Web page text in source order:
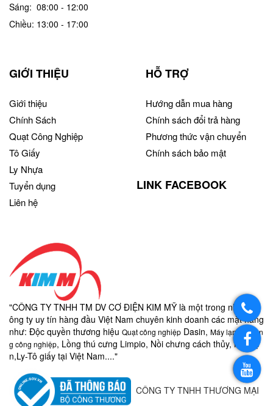
Sáng: 08:00 - 12:00
Chiều: 13:00 - 17:00
GIỚI THIỆU
Giới thiệu
Chính Sách
Quạt Công Nghiệp
Tô Giấy
Ly Nhựa
Tuyển dụng
Liên hệ
HỖ TRỢ
Hướng dẫn mua hàng
Chính sách đổi trả hàng
Phương thức vận chuyển
Chính sách bảo mật
LINK FACEBOOK
"CÔNG TY TNHH TM DV CƠ ĐIỆN KIM MỸ là một trong những c
ông ty uy tín hàng đầu Việt Nam chuyên kinh doanh các mặt hàng
như: Độc quyền thương hiệu Quạt công nghiệp Dasin, Máy lạnh di độn
g công nghiệp, Lồng thú cưng Limpio, Nồi chưng cách thủy, nồi điệ
n,Ly-Tô giấy tại Việt Nam...."
CÔNG TY TNHH THƯƠNG MẠI
https://www.youtube.com/channel/UCYvT5obcI5AqSFS-
0kdGxwA